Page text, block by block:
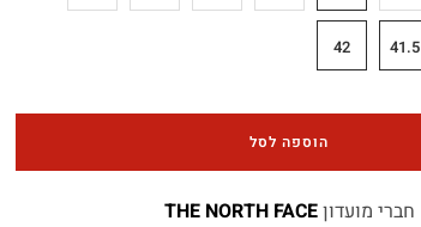
41.5
42
הוספה לסל
חברי מועדוןTHE NORTH FACE